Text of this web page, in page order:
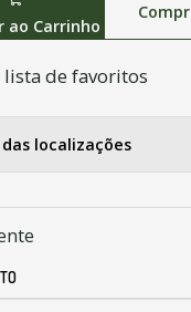
ao Carrinho
de favoritos
localizações